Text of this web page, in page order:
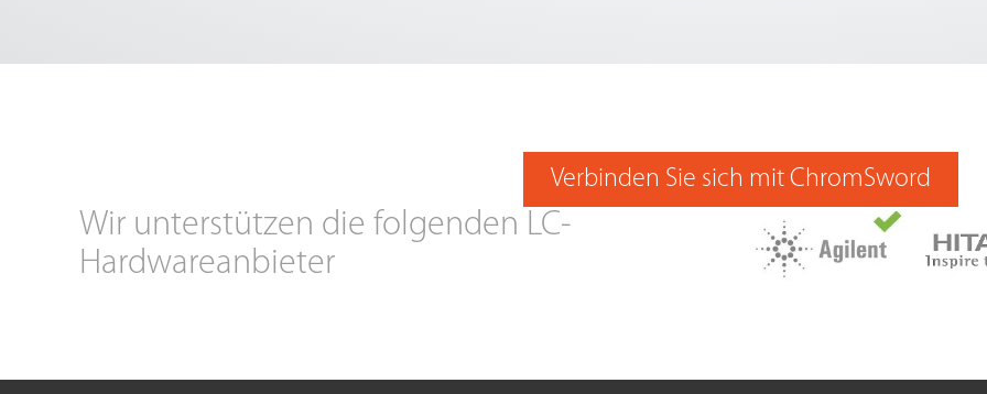
Verbinden Sie sich mit ChromSword
Wir unterstützen die folgenden LC-
Hardwareanbieter